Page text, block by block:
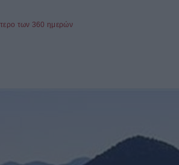
των 360 ημερών